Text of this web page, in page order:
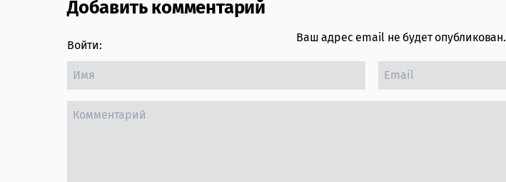
Comment section
Добавить комментарий
Войти:
Ваш адрес email не будет опубликован.